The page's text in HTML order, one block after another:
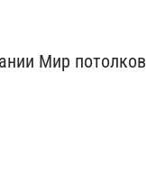
Мир потолков